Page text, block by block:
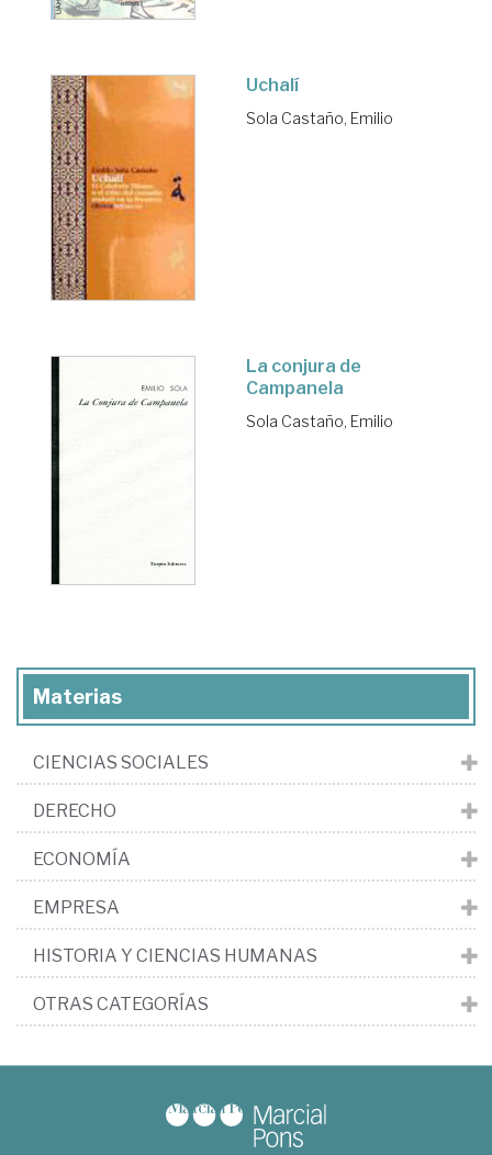
Uchalí
Sola Castaño, Emilio
La conjura de
Campanela
Sola Castaño, Emilio
Materias
CIENCIAS SOCIALES
DERECHO
ECONOMÍA
EMPRESA
HISTORIA Y CIENCIAS HUMANAS
OTRAS CATEGORÍAS